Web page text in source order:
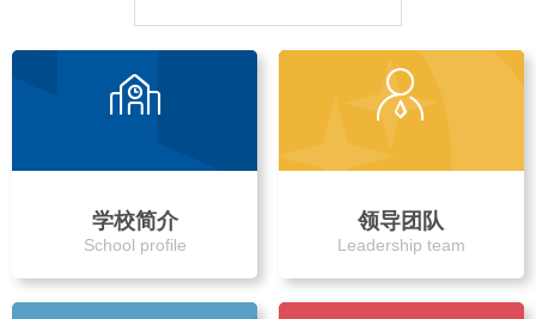
学校简介
School profile
领导团队
Leadership team